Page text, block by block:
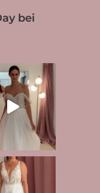
bei